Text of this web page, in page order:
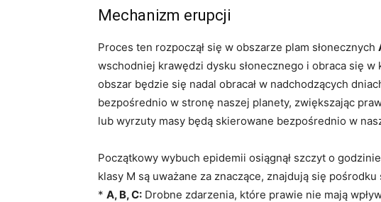
Mechanizm erupcji
Proces ten rozpoczął się w obszarze plam słonecznych
wschodniej krawędzi dysku słonecznego i obraca się
obszar będzie się nadal obracał w nadchodzących
bezpośrednio w stronę naszej planety, zwiększając
lub wyrzuty masy będą skierowane bezpośrednio w
Początkowy wybuch epidemii osiągnął szczyt o godzinie
klasy M są uważane za znaczące, znajdują się pośrodku
* A, B, C: Drobne zdarzenia, które prawie nie mają